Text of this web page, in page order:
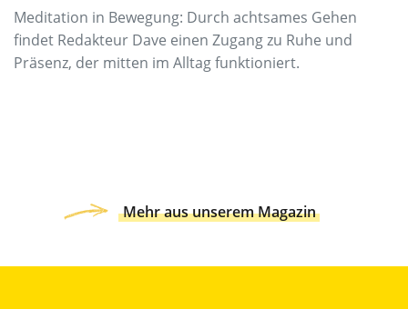
Meditation in Bewegung: Durch achtsames Gehen
findet Redakteur Dave einen Zugang zu Ruhe und
Präsenz, der mitten im Alltag funktioniert.
Mehr aus unserem Magazin